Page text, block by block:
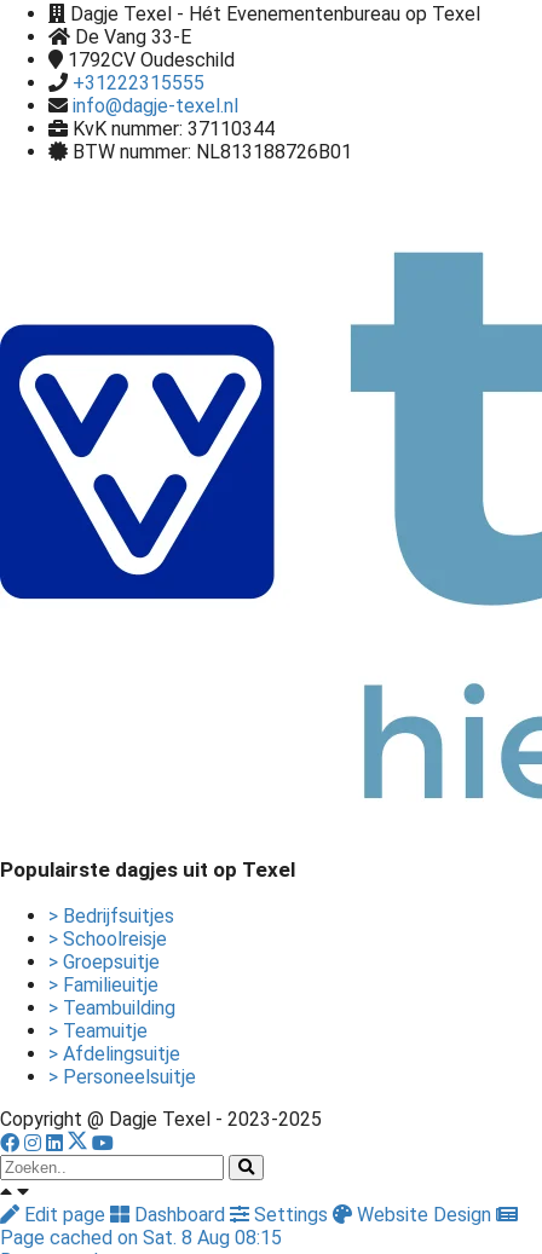
Dagje Texel - Hét Evenementenbureau op Texel
De Vang 33-E
1792CV Oudeschild
+31222315555
info@dagje-texel.nl
KvK nummer: 37110344
BTW nummer: NL813188726B01
Populairste dagjes uit op Texel
> Bedrijfsuitjes
> Schoolreisje
> Groepsuitje
> Familieuitje
> Teambuilding
> Teamuitje
> Afdelingsuitje
> Personeelsuitje
Copyright @ Dagje Texel - 2023-2025
Edit page Dashboard Settings
Website Design
Page cached on Sat. 8 Aug 08:15